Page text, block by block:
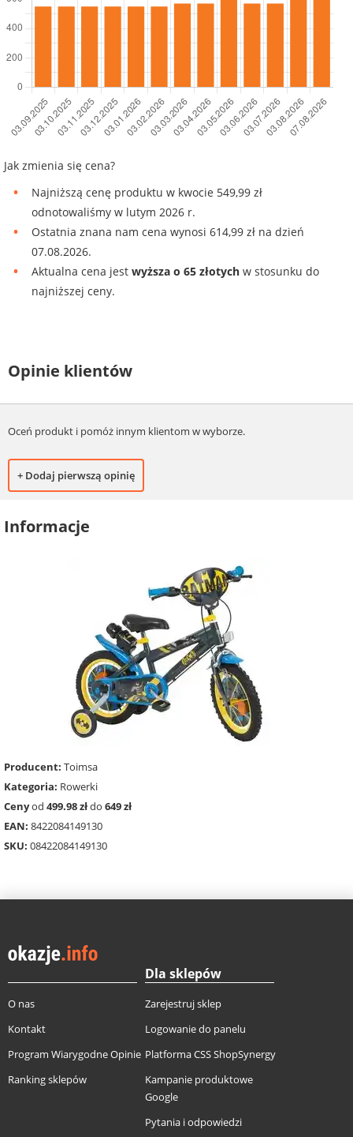
Jak zmienia się cena?
Najniższą cenę produktu w kwocie 549,99 zł
odnotowaliśmy w lutym 2026 r.
Ostatnia znana nam cena wynosi 614,99 zł na dzień
07.08.2026.
Aktualna cena jest wyższa o 65 złotych w stosunku do
najniższej ceny.
Opinie klientów
Oceń produkt i pomóż innym klientom w wyborze.
+ Dodaj pierwszą opinię
Informacje
Producent: Toimsa
Kategoria: Rowerki
Cenyod 499.98 złdo 649 zł
EAN: 8422084149130
SKU: 08422084149130
O nas
Kontakt
Program Wiarygodne Opinie
Ranking sklepów
Dla sklepów
Zarejestruj sklep
Logowanie do panelu
Platforma CSS ShopSynergy
Kampanie produktowe
Google
Pytania i odpowiedzi